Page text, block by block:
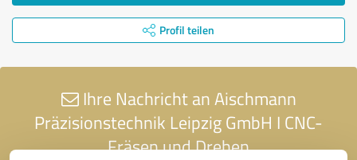
Profil teilen
Ihre Nachricht an Aischmann
Präzisionstechnik Leipzig GmbH I CNC-
Fräsen und Drehen